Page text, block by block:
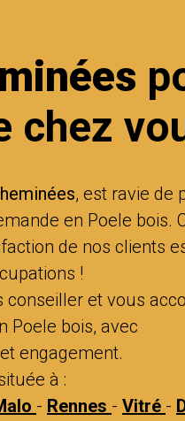
chez
, est ravie de
en Poele bois.
de nos clients
!
conseiller et vous
Poele bois, avec
engagement.
à :
- Rennes - Vitré -